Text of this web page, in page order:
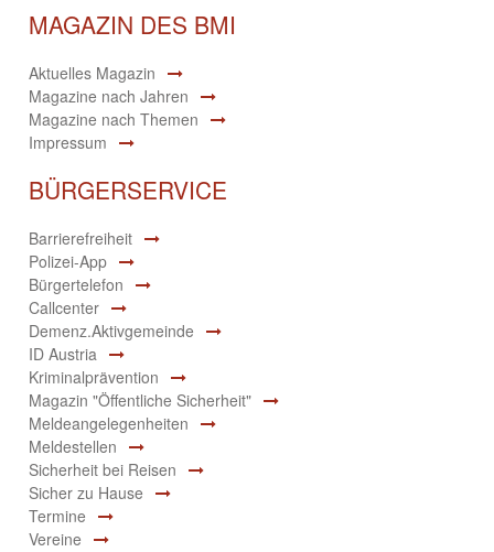
MAGAZIN DES BMI
Aktuelles Magazin
Magazine nach Jahren
Magazine nach Themen
Impressum
BÜRGERSERVICE
Barrierefreiheit
Polizei-App
Bürgertelefon
Callcenter
Demenz.Aktivgemeinde
ID Austria
Kriminalprävention
Magazin "Öffentliche Sicherheit"
Meldeangelegenheiten
Meldestellen
Sicherheit bei Reisen
Sicher zu Hause
Termine
Vereine